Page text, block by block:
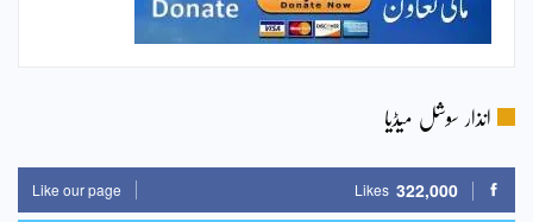
انذار سوشل میڈیا
322,000
Likes
Like our page